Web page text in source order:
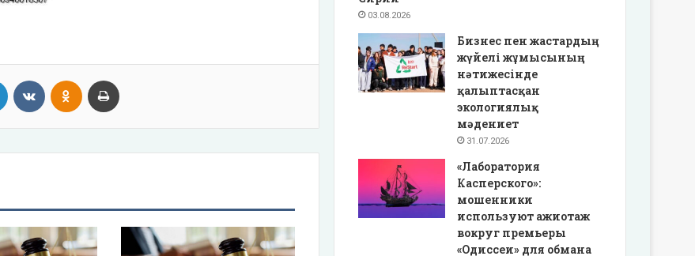
LinkedIn VKontakteOdnoklassniki
03.08.2026
Бизнес пен жастардың
жүйелі жұмысының
нәтижесінде
қалыптасқан
экологиялық
мәдениет
31.07.2026
«Лаборатория
Касперского»:
мошенники
используют ажиотаж
вокруг премьеры
«Одиссеи» для обмана